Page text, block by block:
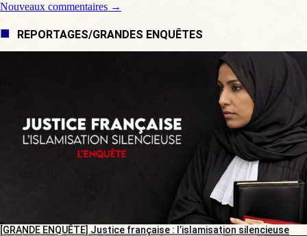
Navigation de commentaire
Nouveaux commentaires →
REPORTAGES/GRANDES ENQUÊTES
[GRANDE ENQUÊTE] Justice française : l’islamisation silencieuse